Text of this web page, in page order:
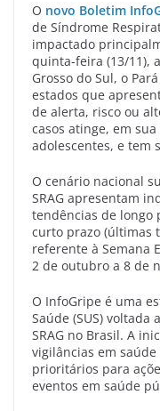
O novo Boletim
de Síndrome
impactado
quinta-feira (13/11),
Grosso do Sul, o
estados que
de alerta, risco ou
casos atinge, em
adolescentes, e tem
O cenário nacional
SRAG apresentam
tendências de longo
curto prazo (últimas
referente à Semana
2 de outubro a 8 de
O InfoGripe é uma
Saúde (SUS) voltada
SRAG no Brasil. A
vigilâncias em
prioritários para
eventos em saúde